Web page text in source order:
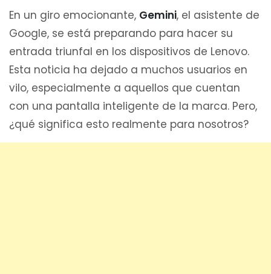
En un giro emocionante, Gemini, el asistente de
Google, se está preparando para hacer su
entrada triunfal en los dispositivos de Lenovo.
Esta noticia ha dejado a muchos usuarios en
vilo, especialmente a aquellos que cuentan
con una pantalla inteligente de la marca. Pero,
¿qué significa esto realmente para nosotros?